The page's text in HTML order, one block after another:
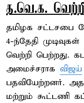
த.வெ.க.
தமிழக சட்டசபை
4-ந்தேதி
வெற்றி பெற்றது.
அமைச்சராக விஜய்
பதவியேற்றனர்.
மற்றும் கூட்டணி